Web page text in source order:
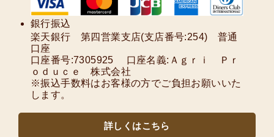
銀行振込
楽天銀行 第四営業支店(支店番号:254) 普通
口座
口座番号:7305925 口座名義:Ａｇｒｉ Ｐｒ
ｏｄｕｃｅ 株式会社
※振込手数料はお客様の方でご負担お願いいた
します。
詳しくはこちら